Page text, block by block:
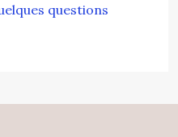
questions